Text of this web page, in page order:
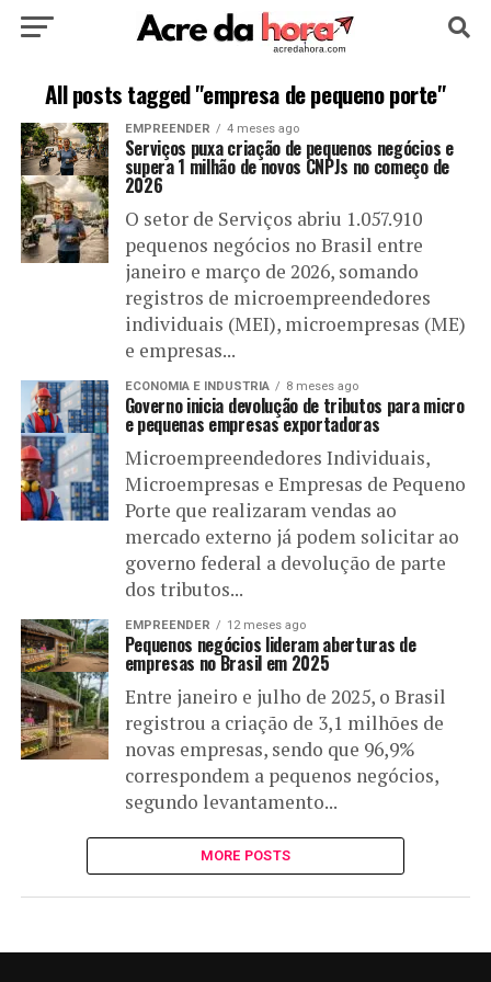
HOME POLÍTICA CULTURA
EDUCAÇÃO NOTÍCIA MUNDO
All posts tagged "empresa de pequeno porte"
EMPREENDER 4 meses ago
Serviços puxa criação de pequenos negócios e
supera 1 milhão de novos CNPJs no começo de
2026
O setor de Serviços abriu 1.057.910
pequenos negócios no Brasil entre
janeiro e março de 2026, somando
registros de microempreendedores
individuais (MEI), microempresas (ME)
e empresas...
ECONOMIA E INDUSTRIA 8 meses ago
Governo inicia devolução de tributos para micro
e pequenas empresas exportadoras
Microempreendedores Individuais,
Microempresas e Empresas de Pequeno
Porte que realizaram vendas ao
mercado externo já podem solicitar ao
governo federal a devolução de parte
dos tributos...
EMPREENDER 12 meses ago
Pequenos negócios lideram aberturas de
empresas no Brasil em 2025
Entre janeiro e julho de 2025, o Brasil
registrou a criação de 3,1 milhões de
novas empresas, sendo que 96,9%
correspondem a pequenos negócios,
segundo levantamento...
MORE POSTS